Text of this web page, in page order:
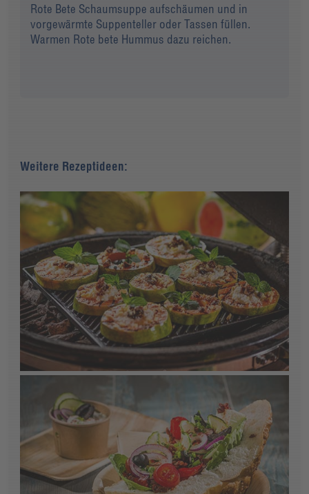
Rote Bete Schaumsuppe aufschäumen und in
vorgewärmte Suppenteller oder Tassen füllen.
Warmen Rote bete Hummus dazu reichen.
Weitere Rezeptideen: